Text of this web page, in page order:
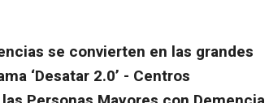
se convierten en las grandes
‘Desatar 2.0’ - Centros